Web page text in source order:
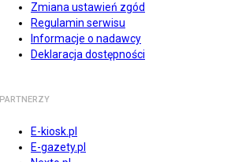
Zmiana ustawień zgód
Regulamin serwisu
Informacje o nadawcy
Deklaracja dostępności
PARTNERZY
E-kiosk.pl
E-gazety.pl